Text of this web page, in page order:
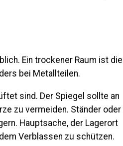
Ein trockener Raum ist die
bei Metallteilen.
sind. Der Spiegel sollte an
zu vermeiden. Ständer oder
Hauptsache, der Lagerort
Verblassen zu schützen.